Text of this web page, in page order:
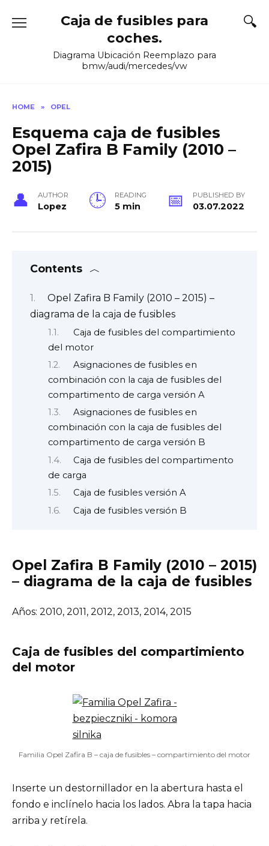
Caja de fusibles para
coches.
Diagrama Ubicación Reemplazo para
bmw/audi/mercedes/vw
HOME » OPEL
Esquema caja de fusibles
Opel Zafira B Family (2010 –
2015)
AUTHOR
Lopez
READING
5 min
PUBLISHED BY
03.07.2022
Contents
Opel Zafira B Family (2010 – 2015) –
diagrama de la caja de fusibles
Caja de fusibles del compartimiento
del motor
Asignaciones de fusibles en
combinación con la caja de fusibles del
compartimento de carga versión A
Asignaciones de fusibles en
combinación con la caja de fusibles del
compartimento de carga versión B
Caja de fusibles del compartimento
de carga
Caja de fusibles versión A
Caja de fusibles versión B
Opel Zafira B Family (2010 – 2015)
– diagrama de la caja de fusibles
Años: 2010, 2011, 2012, 2013, 2014, 2015
Caja de fusibles del compartimiento
del motor
Familia Opel Zafira B – caja de fusibles – compartimiento del motor
Inserte un destornillador en la abertura hasta el
fondo e inclínelo hacia los lados. Abra la tapa hacia
arriba y retírela.